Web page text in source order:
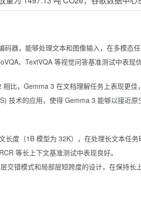
器，能够处理文本和图像输入，在多模态任
、TextVQA 等视觉问答基准测试中表
比，Gemma 3 在文档理解任务上表现更佳
技术的应用，使得 Gemma 3 能够以接近
长度（1B 模型为 32K），在处理长文本任务
等长上下文基准测试中表现良好。
交错模式和局部层短跨度的设计，在保持